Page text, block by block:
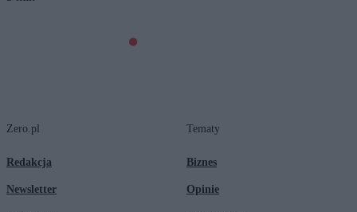
Zero.pl
Redakcja
Newsletter
Tematy
Biznes
Opinie